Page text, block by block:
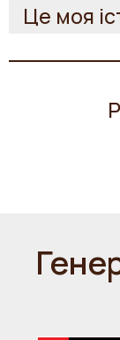
Це моя